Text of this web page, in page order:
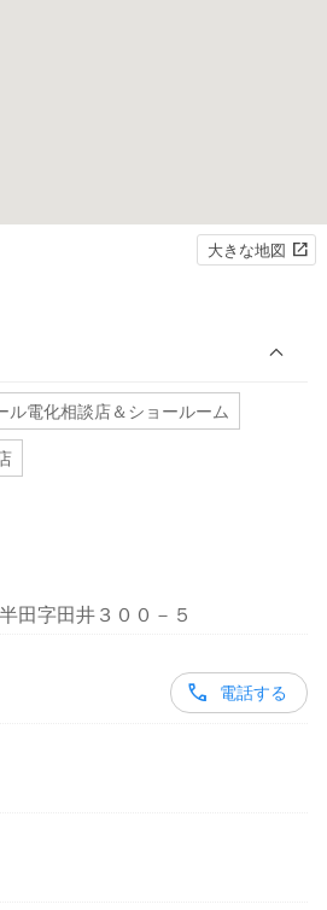
大きな地図
ル電化相談店＆ショールーム
田字田井３００－５
電話する